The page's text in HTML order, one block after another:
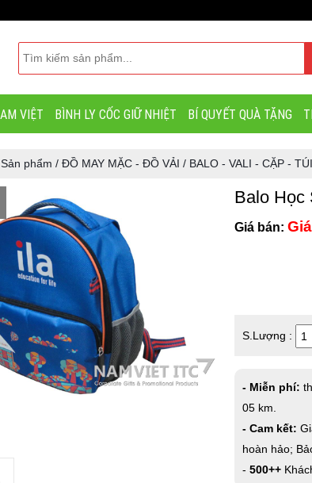
VIỆT BÌNH LY CỐC GIỮ NHIỆT BÍ QUYẾT QUÀ TẶNG
Sản phẩm / ĐỒ MAY MẶC - ĐỒ VẢI / BALO - VALI - CẶP - TÚI
Balo Học
Giá bán:
S.Lượng :
- Miễn phí:
05 km.
- Cam kết:
hoàn hảo;
- 500++